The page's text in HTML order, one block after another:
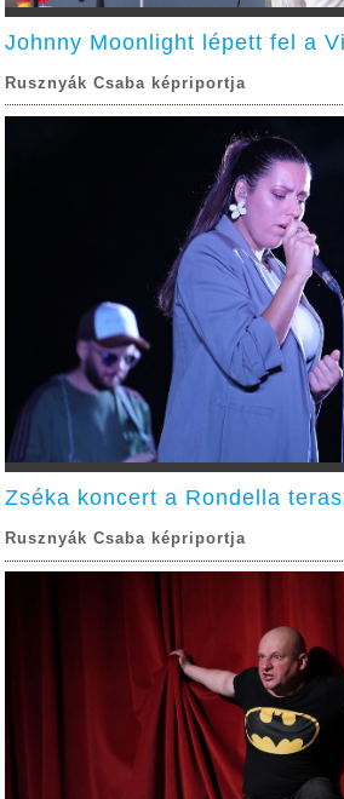
Johnny Moonlight lépett fel a
Rusznyák Csaba képriportja
Zséka koncert a Rondella
Rusznyák Csaba képriportja